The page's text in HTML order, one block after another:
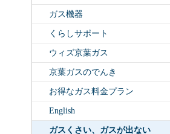
ガス機器
くらしサポート
ウィズ京葉ガス
京葉ガスのでんき
お得なガス料金プラン
English
ガスくさい、ガスが出ない